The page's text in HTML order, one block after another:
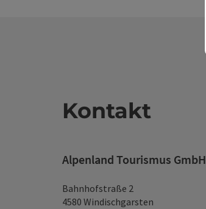
Kontakt
Alpenland Tourismus GmbH
Bahnhofstraße 2
4580 Windischgarsten